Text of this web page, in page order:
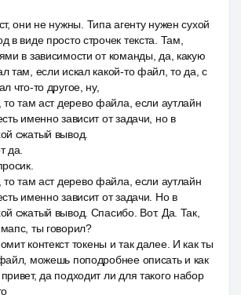
они не нужны. Типа агенту нужен сухой
в виде просто строчек текста. Там,
в зависимости от команды, да, какую
там, если искал какой-то файл, то да, с
что-то другое, ну,
то там аст дерево файла, если аутлайн
именно зависит от задачи, но в
сжатый вывод.
да.
то там аст дерево файла, если аутлайн
именно зависит от задачи. Но в
сжатый вывод. Спасибо. Вот. Да. Так,
ты говорил?
контекст токены и так далее. И как ты
можешь поподробнее описать и как
да подходит ли для такого набор